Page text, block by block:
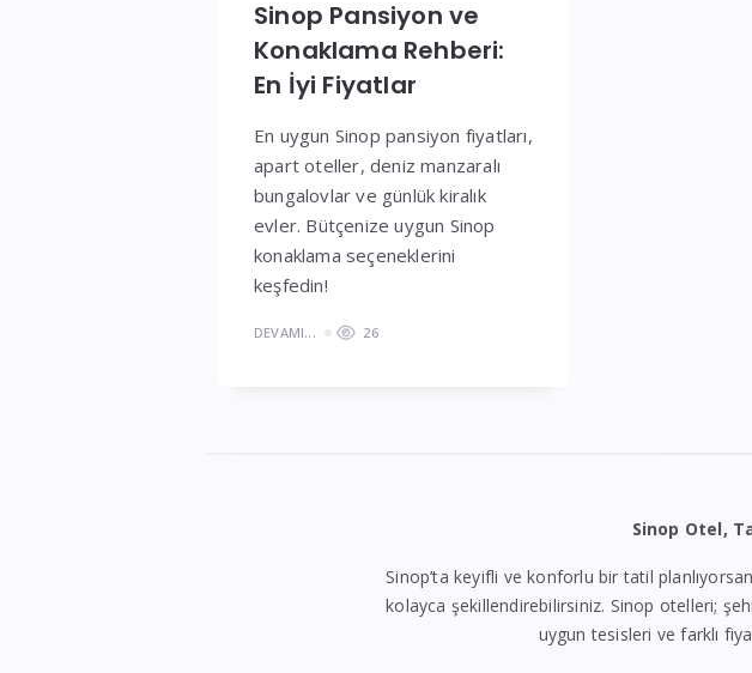
Sinop Pansiyon ve
Konaklama Rehberi:
En İyi Fiyatlar
En uygun Sinop pansiyon fiyatları,
apart oteller, deniz manzaralı
bungalovlar ve günlük kiralık
evler. Bütçenize uygun Sinop
konaklama seçeneklerini
keşfedin!
DEVAMI... 26
Sinop Otel,
Sinop’ta keyifli ve konforlu bir tatil
kolayca şekillendirebilirsiniz. Sinop otelleri;
uygun tesisleri ve farklı